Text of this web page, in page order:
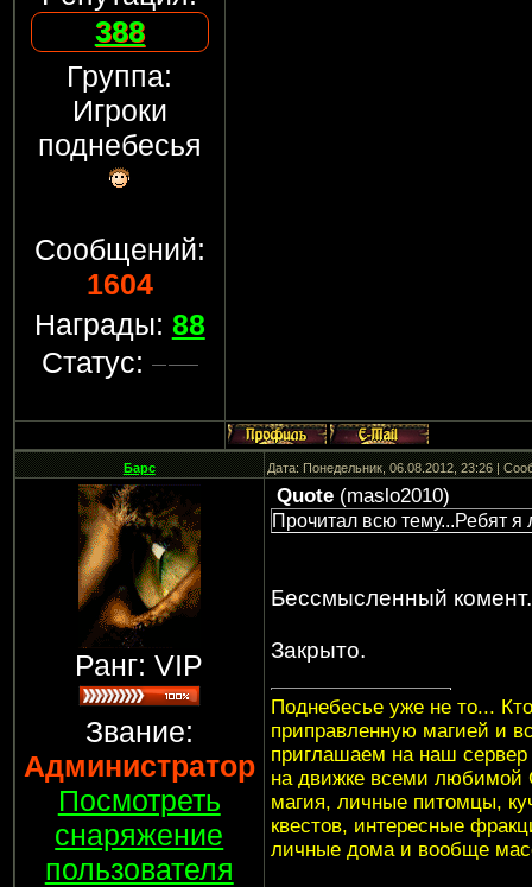
388
Группа:
Игроки
поднебесья
Сообщений:
1604
Награды: 88
Статус:
Барс Дата: Понедельник, 06.08.2012, 23:26 |
Ранг: VIP
Звание:
Администратор
Посмотреть
снаряжение
пользователя
Quote(maslo2010)
Прочитал всю тему...Ребят я
Бессмысленный
Закрыто.
Поднебесье уже не то...
приправленную магией и
приглашаем на наш сервер
на движке всеми любимой
магия, личные питомцы,
квестов, интересные
личные дома и вообще